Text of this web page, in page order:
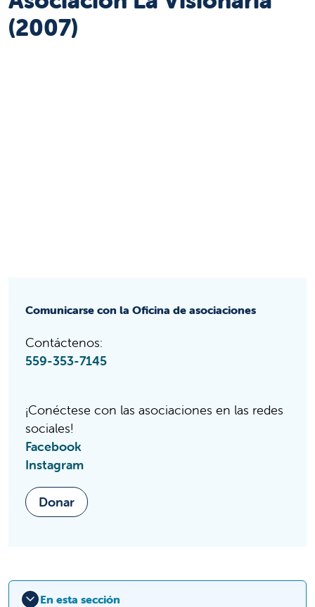
(2007)
Comunicarse con la Oficina de asociaciones
Contáctenos:
559-353-7145
¡Conéctese con las asociaciones en las redes
sociales!
Facebook
Instagram
Donar
En esta sección